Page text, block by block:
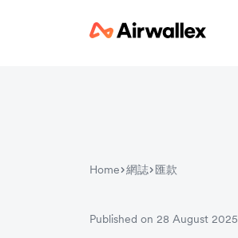
Home 網誌 匯款
Published on 28 August 2025